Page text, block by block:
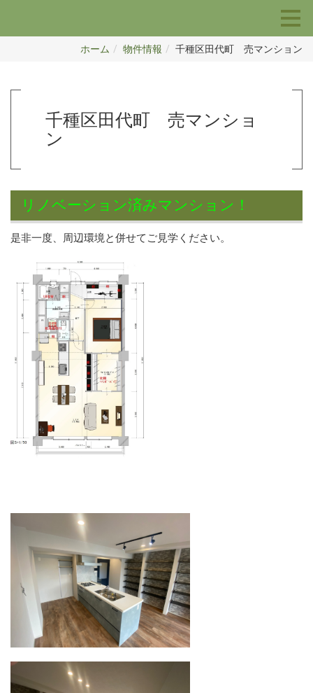
ホーム 物件情報 千種区田代町 売マンション
千種区田代町 売マンショ
ン
リノベーション済みマンション！
是非一度、周辺環境と併せてご見学ください。